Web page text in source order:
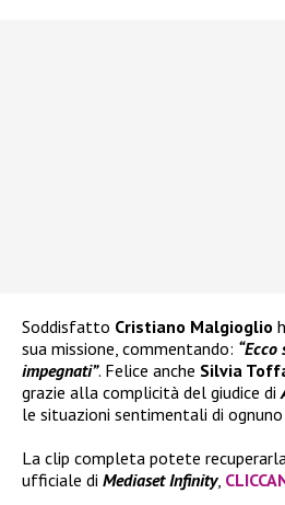
Soddisfatto Cristiano Malgioglio
sua missione, commentando:
impegnati”. Felice anche Silvia
grazie alla complicità del giudice di
le situazioni sentimentali di
La clip completa potete
ufficiale di Mediaset Infinity,